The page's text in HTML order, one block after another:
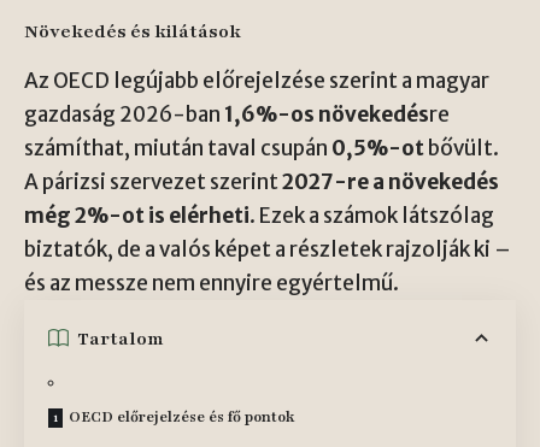
Növekedés és kilátások
Az OECD legújabb előrejelzése szerint a magyar
gazdaság 2026-ban 1,6%-os növekedésre
számíthat, miután taval csupán 0,5%-otbővült.
A párizsi szervezet szerint2027-re a növekedés
még 2%-ot is elérheti. Ezek a számok látszólag
biztatók, de a valós képet a részletek rajzolják ki –
és az messze nem ennyire egyértelmű.
Tartalom
OECD előrejelzése és fő pontok